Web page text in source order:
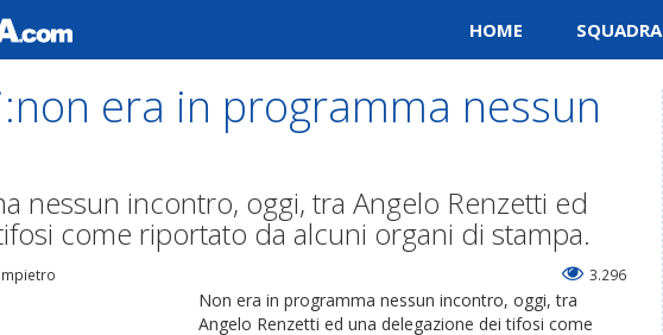
HOME SQUADRA
era in programma nessun
nessun incontro, oggi, tra Angelo Renzetti ed
come riportato da alcuni organi di stampa.
3.296
Non era in programma nessun incontro, oggi, tra
Angelo Renzetti ed una delegazione dei tifosi come